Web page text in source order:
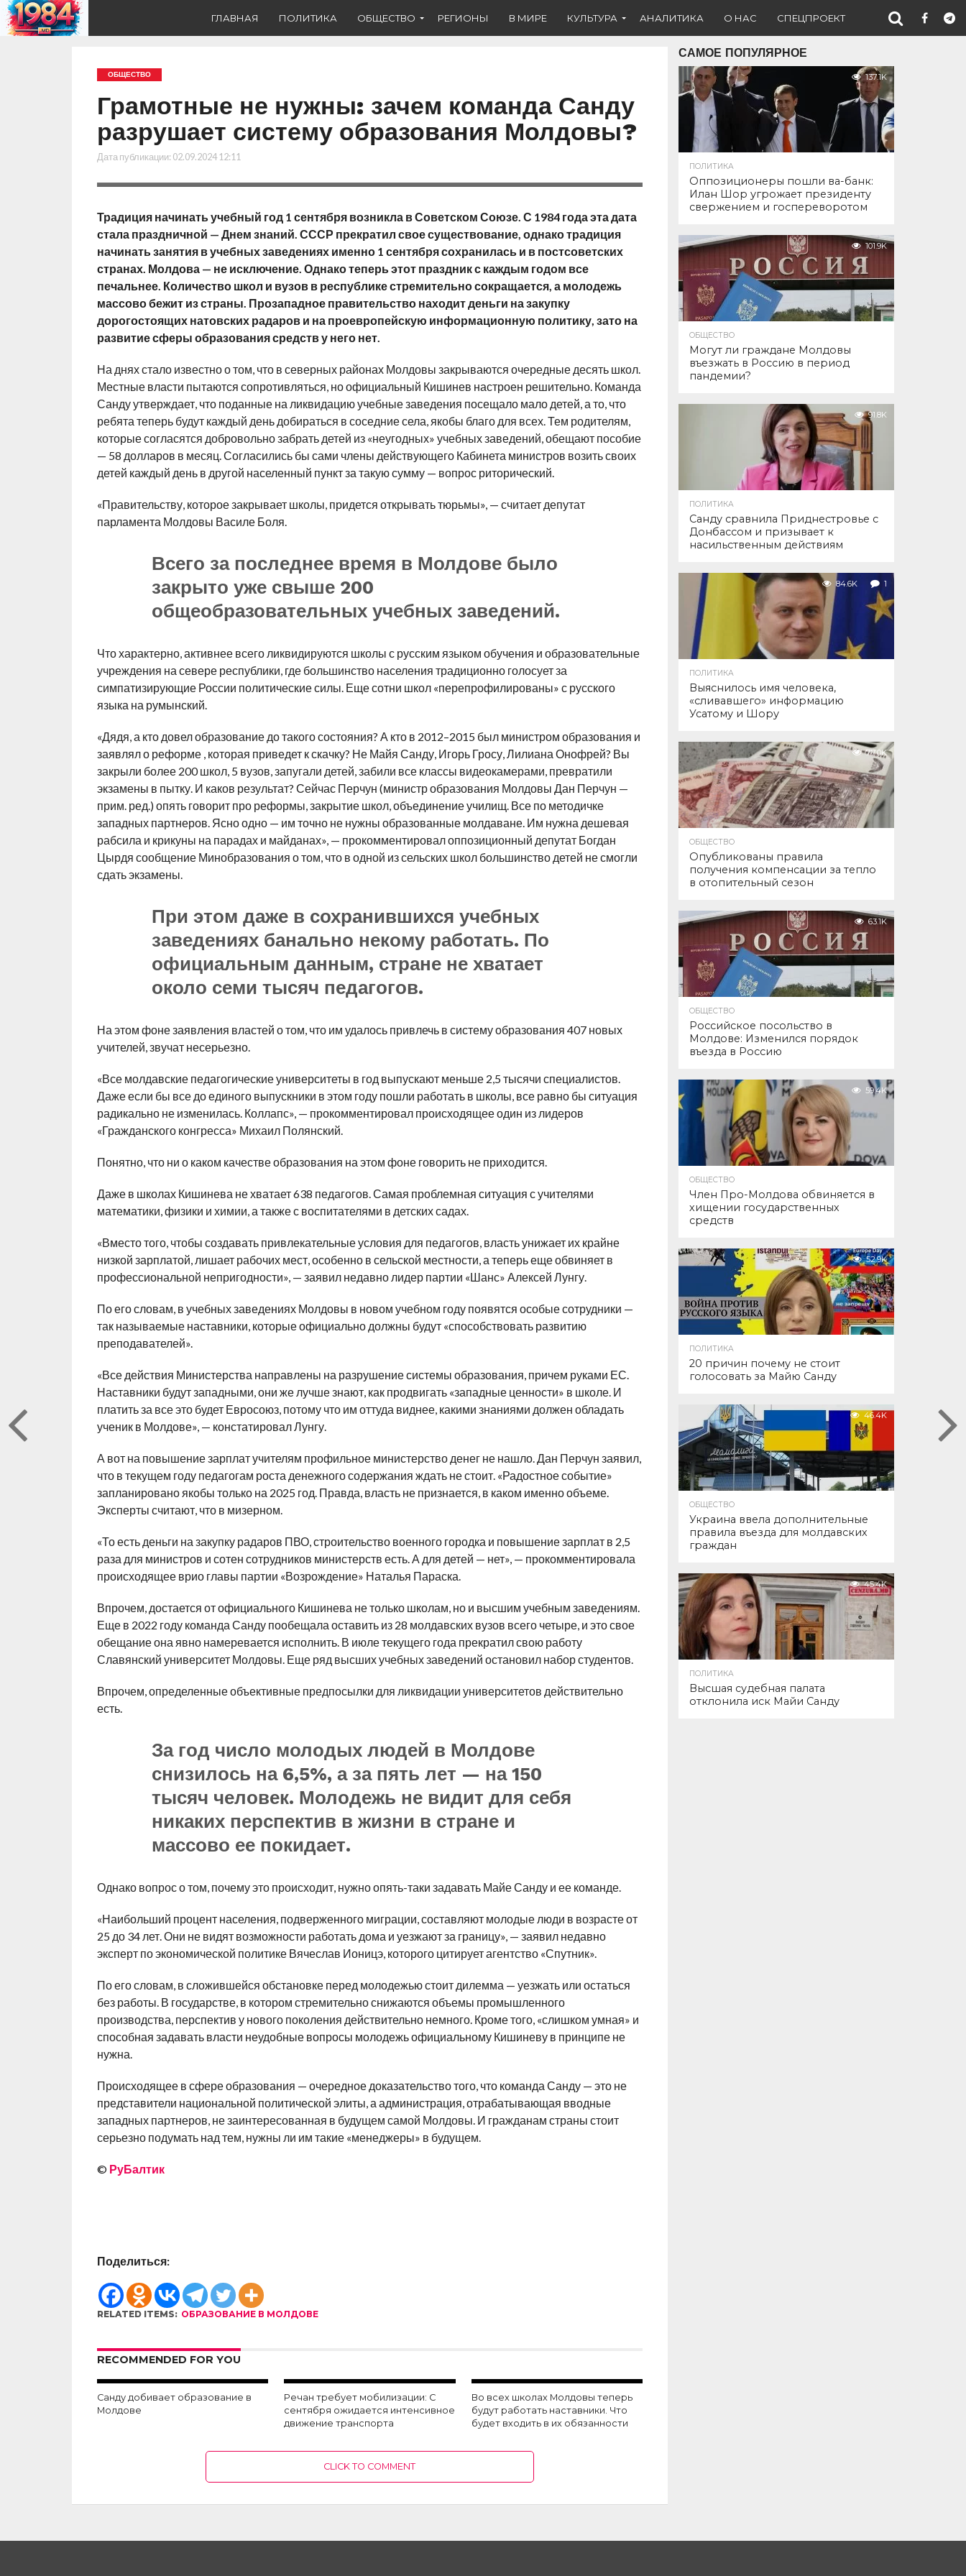
ГЛАВНАЯ ПОЛИТИКА ОБЩЕСТВО РЕГИОНЫ В МИРЕ КУЛЬТУРА АНАЛИТИКА О НАС СПЕЦПРОЕКТ
ОБЩЕСТВО
Грамотные не нужны: зачем команда Санду
разрушает систему образования Молдовы?
Дата публикации: 02.09.2024 12:11
Традиция начинать учебный год 1 сентября возникла в Советском Союзе. С 1984 года эта дата
стала праздничной — Днем знаний. СССР прекратил свое существование, однако традиция
начинать занятия в учебных заведениях именно 1 сентября сохранилась и в постсоветских
странах. Молдова — не исключение. Однако теперь этот праздник с каждым годом все
печальнее. Количество школ и вузов в республике стремительно сокращается, а молодежь
массово бежит из страны. Прозападное правительство находит деньги на закупку
дорогостоящих натовских радаров и на проевропейскую информационную политику, зато на
развитие сферы образования средств у него нет.
На днях стало известно о том, что в северных районах Молдовы закрываются очередные десять школ.
Местные власти пытаются сопротивляться, но официальный Кишинев настроен решительно. Команда
Санду утверждает, что поданные на ликвидацию учебные заведения посещало мало детей, а то, что
ребята теперь будут каждый день добираться в соседние села, якобы благо для всех. Тем родителям,
которые согласятся добровольно забрать детей из «неугодных» учебных заведений, обещают пособие
— 58 долларов в месяц. Согласились бы сами члены действующего Кабинета министров возить своих
детей каждый день в другой населенный пункт за такую сумму — вопрос риторический.
«Правительству, которое закрывает школы, придется открывать тюрьмы», — считает депутат
парламента Молдовы Василе Боля.
Всего за последнее время в Молдове было
закрыто уже свыше 200
общеобразовательных учебных заведений.
Что характерно, активнее всего ликвидируются школы с русским языком обучения и образовательные
учреждения на севере республики, где большинство населения традиционно голосует за
симпатизирующие России политические силы. Еще сотни школ «перепрофилированы» с русского
языка на румынский.
«Дядя, а кто довел образование до такого состояния? А кто в 2012–2015 был министром образования и
заявлял о реформе , которая приведет к скачку? Не Майя Санду, Игорь Гросу, Лилиана Онофрей? Вы
закрыли более 200 школ, 5 вузов, запугали детей, забили все классы видеокамерами, превратили
экзамены в пытку. И каков результат? Сейчас Перчун (министр образования Молдовы Дан Перчун —
прим. ред.) опять говорит про реформы, закрытие школ, объединение училищ. Все по методичке
западных партнеров. Ясно одно — им точно не нужны образованные молдаване. Им нужна дешевая
рабсила и крикуны на парадах и майданах», — прокомментировал оппозиционный депутат Богдан
Цырдя сообщение Минобразования о том, что в одной из сельских школ большинство детей не смогли
сдать экзамены.
При этом даже в сохранившихся учебных
заведениях банально некому работать. По
официальным данным, стране не хватает
около семи тысяч педагогов.
На этом фоне заявления властей о том, что им удалось привлечь в систему образования 407 новых
учителей, звучат несерьезно.
«Все молдавские педагогические университеты в год выпускают меньше 2,5 тысячи специалистов.
Даже если бы все до единого выпускники в этом году пошли работать в школы, все равно бы ситуация
радикально не изменилась. Коллапс», — прокомментировал происходящее один из лидеров
«Гражданского конгресса» Михаил Полянский.
Понятно, что ни о каком качестве образования на этом фоне говорить не приходится.
Даже в школах Кишинева не хватает 638 педагогов. Самая проблемная ситуация с учителями
математики, физики и химии, а также с воспитателями в детских садах.
«Вместо того, чтобы создавать привлекательные условия для педагогов, власть унижает их крайне
низкой зарплатой, лишает рабочих мест, особенно в сельской местности, а теперь еще обвиняет в
профессиональной непригодности», — заявил недавно лидер партии «Шанс» Алексей Лунгу.
По его словам, в учебных заведениях Молдовы в новом учебном году появятся особые сотрудники —
так называемые наставники, которые официально должны будут «способствовать развитию
преподавателей».
«Все действия Министерства направлены на разрушение системы образования, причем руками ЕС.
Наставники будут западными, они же лучше знают, как продвигать «западные ценности» в школе. И
платить за все это будет Евросоюз, потому что им оттуда виднее, какими знаниями должен обладать
ученик в Молдове», — констатировал Лунгу.
А вот на повышение зарплат учителям профильное министерство денег не нашло. Дан Перчун заявил,
что в текущем году педагогам роста денежного содержания ждать не стоит. «Радостное событие»
запланировано якобы только на 2025 год. Правда, власть не признается, в каком именно объеме.
Эксперты считают, что в мизерном.
«То есть деньги на закупку радаров ПВО, строительство военного городка и повышение зарплат в 2,5
раза для министров и сотен сотрудников министерств есть. А для детей — нет», — прокомментировала
происходящее врио главы партии «Возрождение» Наталья Параска.
Впрочем, достается от официального Кишинева не только школам, но и высшим учебным заведениям.
Еще в 2022 году команда Санду пообещала оставить из 28 молдавских вузов всего четыре, и это свое
обещание она явно намеревается исполнить. В июле текущего года прекратил свою работу
Славянский университет Молдовы. Еще ряд высших учебных заведений остановил набор студентов.
Впрочем, определенные объективные предпосылки для ликвидации университетов действительно
есть.
За год число молодых людей в Молдове
снизилось на 6,5%, а за пять лет — на 150
тысяч человек. Молодежь не видит для себя
никаких перспектив в жизни в стране и
массово ее покидает.
Однако вопрос о том, почему это происходит, нужно опять-таки задавать Майе Санду и ее команде.
«Наибольший процент населения, подверженного миграции, составляют молодые люди в возрасте от
25 до 34 лет. Они не видят возможности работать дома и уезжают за границу», — заявил недавно
эксперт по экономической политике Вячеслав Ионицэ, которого цитирует агентство «Спутник».
По его словам, в сложившейся обстановке перед молодежью стоит дилемма — уезжать или остаться
без работы. В государстве, в котором стремительно снижаются объемы промышленного
производства, перспектив у нового поколения действительно немного. Кроме того, «слишком умная» и
способная задавать власти неудобные вопросы молодежь официальному Кишиневу в принципе не
нужна.
Происходящее в сфере образования — очередное доказательство того, что команда Санду — это не
представители национальной политической элиты, а администрация, отрабатывающая вводные
западных партнеров, не заинтересованная в будущем самой Молдовы. И гражданам страны стоит
серьезно подумать над тем, нужны ли им такие «менеджеры» в будущем.
© РуБалтик
Поделиться:
RELATED ITEMS: ОБРАЗОВАНИЕ В МОЛДОВЕ
RECOMMENDED FOR YOU
Санду добивает образование в
Молдове
Речан требует мобилизации: С
сентября ожидается интенсивное
движение транспорта
Во всех школах Молдовы теперь
будут работать наставники. Что
будет входить в их обязанности
CLICK TO COMMENT
САМОЕ ПОПУЛЯРНОЕ
137.1K
ПОЛИТИКА
Оппозиционеры пошли ва-банк:
Илан Шор угрожает президенту
свержением и госпереворотом
101.9K
ОБЩЕСТВО
Могут ли граждане Молдовы
въезжать в Россию в период
пандемии?
91.8K
ПОЛИТИКА
Санду сравнила Приднестровье с
Донбассом и призывает к
насильственным действиям
84.6K 1
ПОЛИТИКА
Выяснилось имя человека,
«сливавшего» информацию
Усатому и Шору
77.0K
ОБЩЕСТВО
Опубликованы правила
получения компенсации за тепло
в отопительный сезон
63.1K
ОБЩЕСТВО
Российское посольство в
Молдове: Изменился порядок
въезда в Россию
59.4K
ОБЩЕСТВО
Член Про-Молдова обвиняется в
хищении государственных
средств
52.9K
ПОЛИТИКА
20 причин почему не стоит
голосовать за Майю Санду
46.4K
ОБЩЕСТВО
Украина ввела дополнительные
правила въезда для молдавских
граждан
45.4K
ПОЛИТИКА
Высшая судебная палата
отклонила иск Майи Санду